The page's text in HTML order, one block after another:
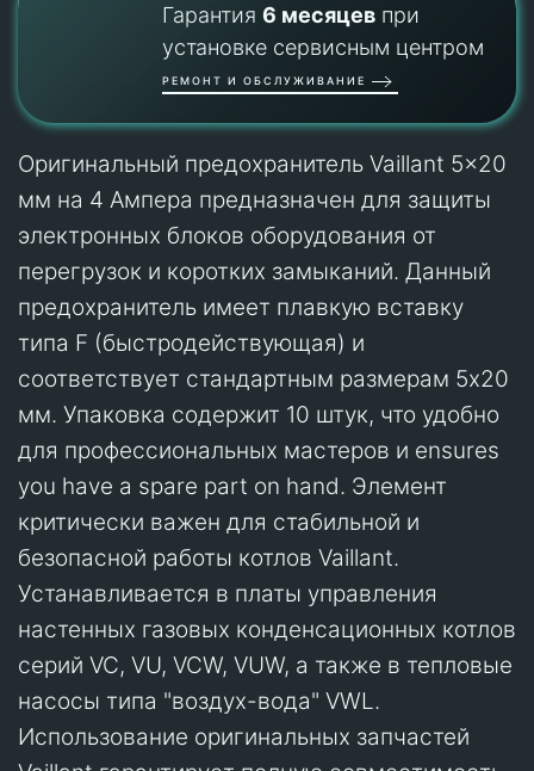
Гарантия 6 месяцевпри
установке сервисным центром
РЕМОНТ И ОБСЛУЖИВАНИЕ
Оригинальный предохранитель Vaillant 5x20
мм на 4 Ампера предназначен для защиты
электронных блоков оборудования от
перегрузок и коротких замыканий. Данный
предохранитель имеет плавкую вставку
типа F (быстродействующая) и
соответствует стандартным размерам 5x20
мм. Упаковка содержит 10 штук, что удобно
для профессиональных мастеров и ensures
you have a spare part on hand. Элемент
критически важен для стабильной и
безопасной работы котлов Vaillant.
Устанавливается в платы управления
настенных газовых конденсационных котлов
серий VC, VU, VCW, VUW, а также в тепловые
насосы типа "воздух-вода" VWL.
Использование оригинальных запчастей